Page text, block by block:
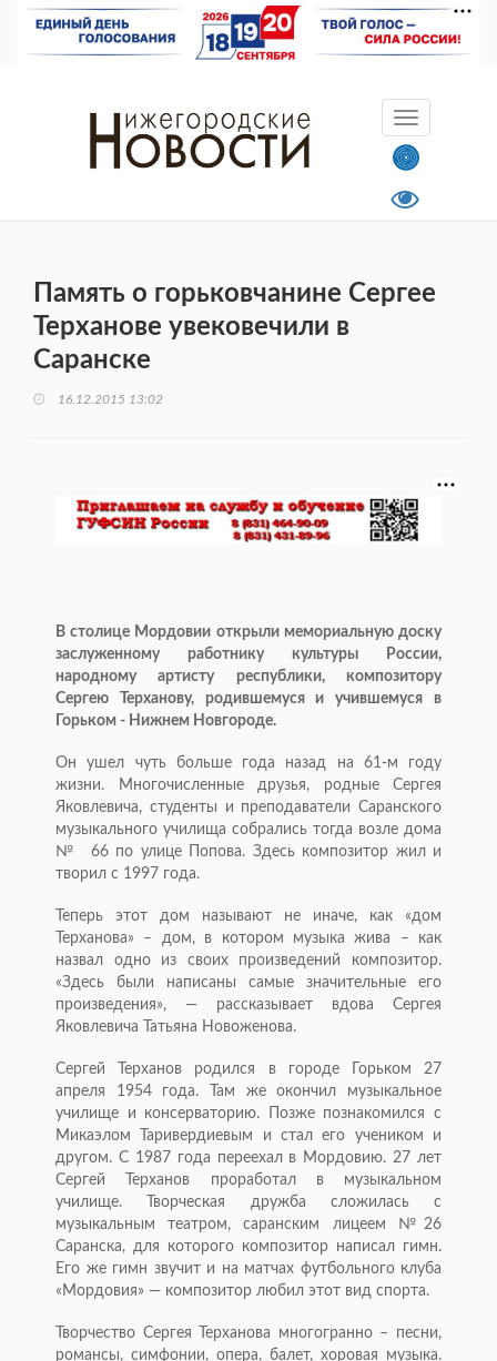
Память о горьковчанине Сергее
Терханове увековечили в
Саранске
16.12.2015 13:02
В столице Мордовии открыли мемориальную доску
заслуженному работнику культуры России,
народному артисту республики, композитору
Сергею Терханову, родившемуся и учившемуся в
Горьком - Нижнем Новгороде.
Он ушел чуть больше года назад на 61-м году
жизни. Многочисленные друзья, родные Сергея
Яковлевича, студенты и преподаватели Саранского
музыкального училища собрались тогда возле дома
№ 66 по улице Попова. Здесь композитор жил и
творил с 1997 года.
Теперь этот дом называют не иначе, как «дом
Терханова» – дом, в котором музыка жива – как
назвал одно из своих произведений композитор.
«Здесь были написаны самые значительные его
произведения», — рассказывает вдова Сергея
Яковлевича Татьяна Новоженова.
Сергей Терханов родился в городе Горьком 27
апреля 1954 года. Там же окончил музыкальное
училище и консерваторию. Позже познакомился с
Микаэлом Таривердиевым и стал его учеником и
другом. С 1987 года переехал в Мордовию. 27 лет
Сергей Терханов проработал в музыкальном
училище. Творческая дружба сложилась с
музыкальным театром, саранским лицеем №26
Саранска, для которого композитор написал гимн.
Его же гимн звучит и на матчах футбольного клуба
«Мордовия» — композитор любил этот вид спорта.
Творчество Сергея Терханова многогранно – песни,
романсы, симфонии, опера, балет, хоровая музыка.